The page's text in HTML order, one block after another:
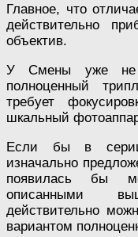
Главное, что
действительно
объектив.
У Смены уже не
полноценный
требует
шкальный
Если бы в
изначально
появилась бы
описанными
действительно
вариантом